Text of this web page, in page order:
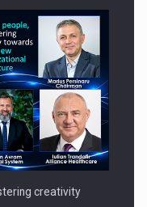
creativity